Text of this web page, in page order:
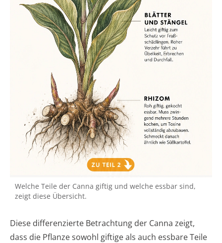
Welche Teile der Canna giftig und welche essbar sind,
zeigt diese Übersicht.
Diese differenzierte Betrachtung der Canna zeigt,
dass die Pflanze sowohl giftige als auch essbare Teile